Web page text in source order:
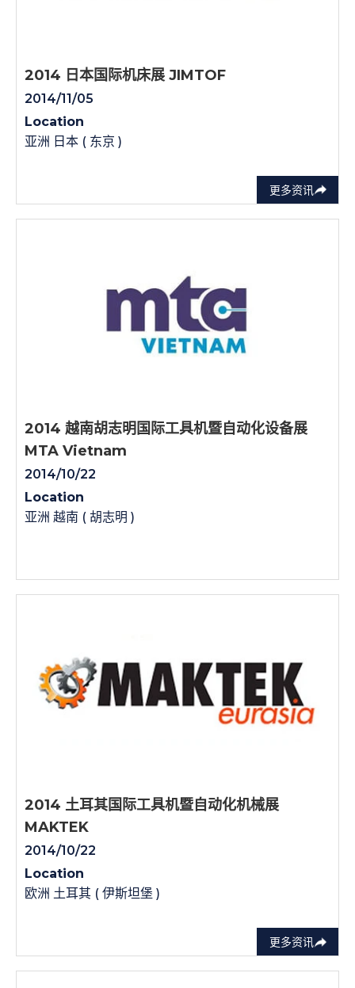
更多资讯
2014 日本国际机床展 JIMTOF
2014/11/05
Location
亚洲 日本 ( 东京 )
2014 越南胡志明国际工具机暨自动化设备展
MTA Vietnam
2014/10/22
Location
亚洲 越南 ( 胡志明 )
更多资讯
2014 土耳其国际工具机暨自动化机械展
MAKTEK
2014/10/22
Location
欧洲 土耳其 ( 伊斯坦堡 )